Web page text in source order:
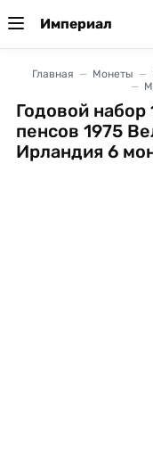
Империал
Главная Монеты
Годовой набор
пенсов 1975
Ирландия 6